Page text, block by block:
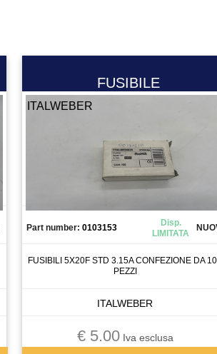
FUSIBILE
ITALWEBER
Part number: 0103153
Disp.
LIMITATA
FUSIBILI 5X20F STD 3.15A CONFEZIONE DA
PEZZI
ITALWEBER
€ 5.00Iva esclusa